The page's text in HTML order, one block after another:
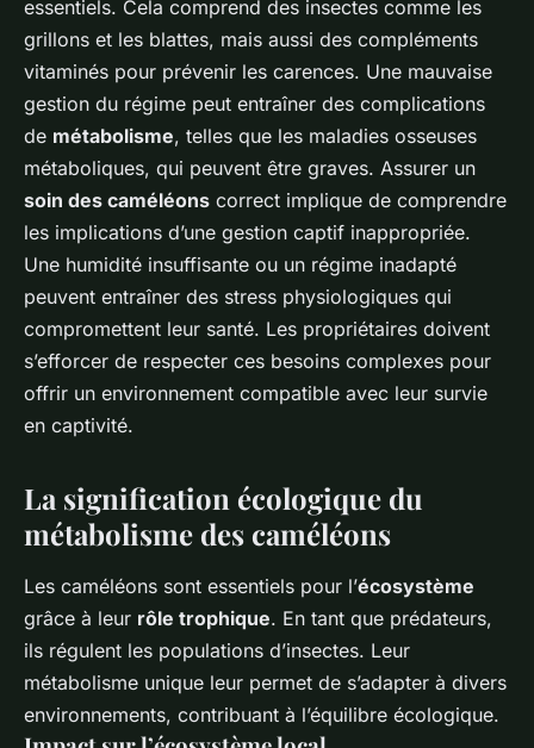
essentiels. Cela comprend des insectes comme les
grillons et les blattes, mais aussi des compléments
vitaminés pour prévenir les carences. Une mauvaise
gestion du régime peut entraîner des complications
de métabolisme, telles que les maladies osseuses
métaboliques, qui peuvent être graves. Assurer un
soin des caméléons correct implique de comprendre
les implications d’une gestion captif inappropriée.
Une humidité insuffisante ou un régime inadapté
peuvent entraîner des stress physiologiques qui
compromettent leur santé. Les propriétaires doivent
s’efforcer de respecter ces besoins complexes pour
offrir un environnement compatible avec leur survie
en captivité.
La signification écologique du
métabolisme des caméléons
Les caméléons sont essentiels pour l’écosystème
grâce à leur rôle trophique. En tant que prédateurs,
ils régulent les populations d’insectes. Leur
métabolisme unique leur permet de s’adapter à divers
environnements, contribuant à l’équilibre écologique.